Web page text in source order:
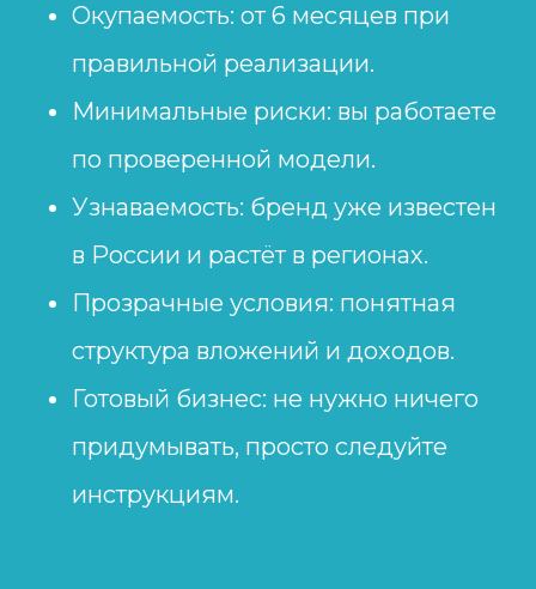
Окупаемость: от 6 месяцев при
правильной реализации.
Минимальные риски: вы работаете
по проверенной модели.
Узнаваемость: бренд уже известен
в России и растёт в регионах.
Прозрачные условия: понятная
структура вложений и доходов.
Готовый бизнес: не нужно ничего
придумывать, просто следуйте
инструкциям.